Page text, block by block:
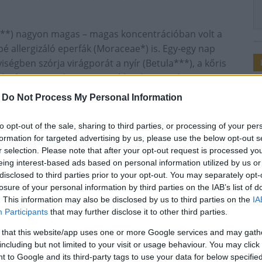
Do Not Process My Personal Information
opt-out of the sale, sharing to third parties, or processing of your
for targeted advertising by us, please use the below opt-out
selection. Please note that after your opt-out request is processed
interest-based ads based on personal information utilized by us
to third parties prior to your opt-out. You may separately
of your personal information by third parties on the IAB’s list of
This information may also be disclosed by us to third parties on the
Participants that may further disclose it to other third parties.
that this website/app uses one or more Google services and may
but not limited to your visit or usage behaviour. You may
to Google and its third-party tags to use your data for below
nagyon magas – magas koncentrációban volt a
allergizáló eperfák (Moraceae*) is. Egy-egy nap
szórja virágporát a nyír (Betula***), a kőris
és a gyertyán (Carpinus**). Alacsony-közepes
(Cupr.-Tax.**), a fűz (Salix***) és a bükk (Fagus*)
(Populus**) pollenjéből már csak néhány darab
pollenjei. Az elmúlt évek tapasztalatai alapján a
körülmények között a pázsitfüvek
szintet is. Ez már az érzékenyek számára tüneteket